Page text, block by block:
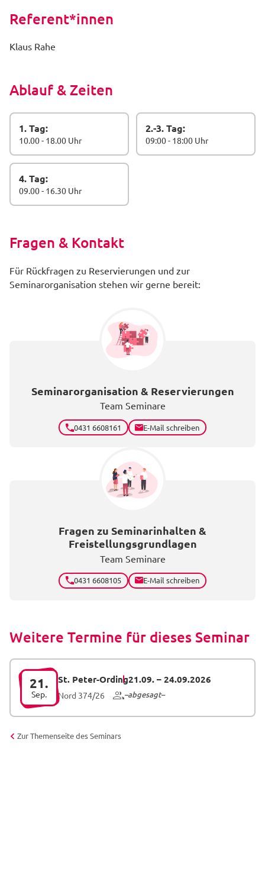
Referent*innen
Klaus Rahe
Ablauf & Zeiten
1. Tag:
10.00 - 18.00 Uhr
2.-3. Tag:
09:00 - 18:00 Uhr
4. Tag:
09.00 - 16.30 Uhr
Fragen & Kontakt
Für Rückfragen zu Reservierungen und zur
Seminarorganisation stehen wir gerne bereit:
Seminarorganisation & Reservierungen
Team Seminare
0431 6608161 E-Mail schreiben
Fragen zu Seminarinhalten &
Freistellungsgrundlagen
Team Seminare
0431 6608105 E-Mail schreiben
Weitere Termine für dieses Seminar
21.
Sep.
St. Peter-Ording21.09.– 24.09.2026
Nord 374/26 abgesagt
Zur Themenseite des Seminars